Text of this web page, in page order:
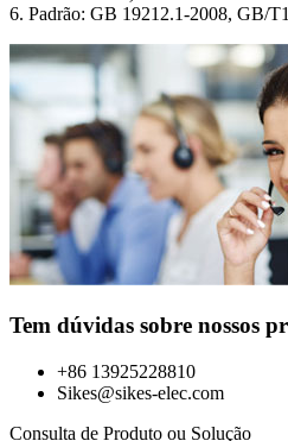
6. Padrão: GB 19212.1-2008, GB/
Tem dúvidas sobre nossos
+86 13925228810
Sikes@sikes-elec.com
Consulta de Produto ou Solução